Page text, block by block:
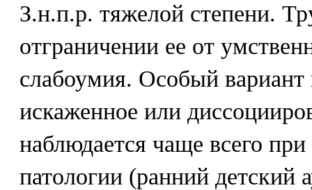
З.н.п.р. тяжелой степени.
отграничении ее от
слабоумия. Особый вариант
искаженное или
наблюдается чаще всего
патологии (ранний детский